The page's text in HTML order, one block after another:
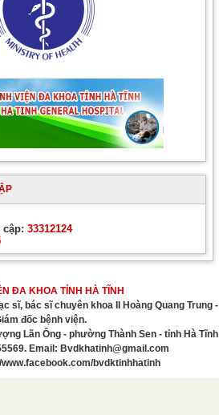
33312124
ĐA KHOA TỈNH HÀ TĨNH
sĩ, bác sĩ chuyên khoa II Hoàng Quang Trung -
đốc bệnh viện.
Lãn Ông - phường Thành Sen - tỉnh Hà Tĩnh
Email: Bvdkhatinh@gmail.com
bvdktinhhatinh